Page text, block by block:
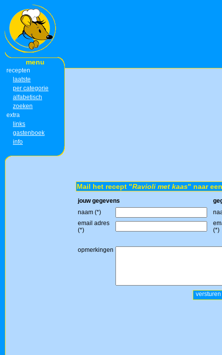
menu
recepten
laatste
per categorie
alfabetisch
zoeken
extra
links
gastenboek
info
Mail het recept "Ravioli met kaas" naar
jouw gegevens
naam (*)
email adres
(*)
(*)
opmerkingen